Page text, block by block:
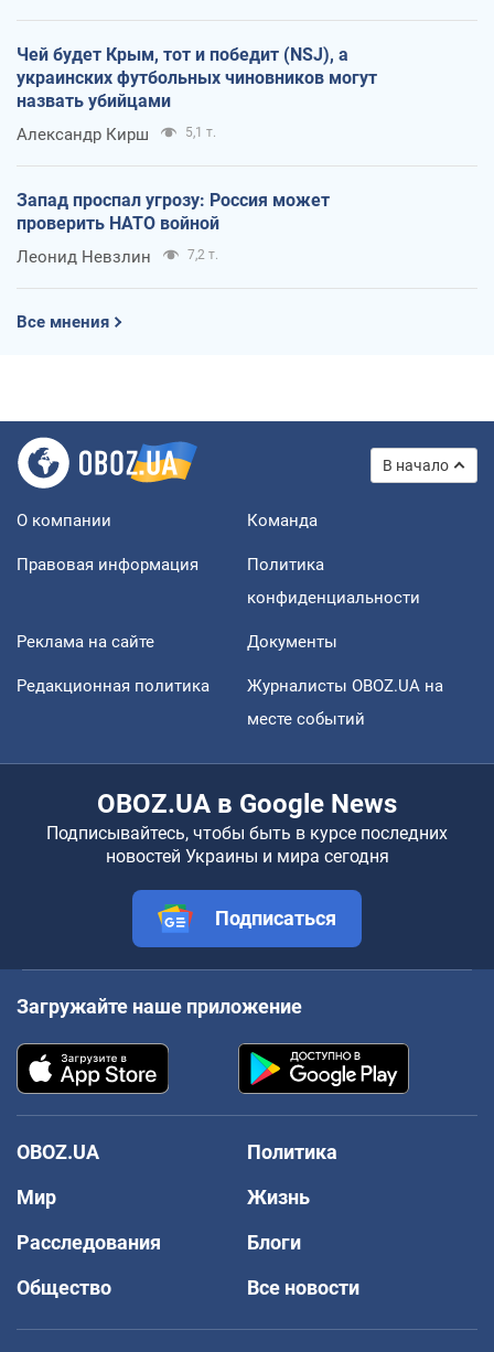
Чей будет Крым, тот и победит (NSJ), а
украинских футбольных чиновников могут
назвать убийцами
Александр Кирш 5,1 т.
Запад проспал угрозу: Россия может
проверить НАТО войной
Леонид Невзлин 7,2 т.
Все мнения
В начало
О компании Команда
Правовая информация
Политика
конфиденциальности
Реклама на сайте Документы
Редакционная политика
Журналисты OBOZ.UA на
месте событий
OBOZ.UA в Google News
Подписывайтесь, чтобы быть в курсе последних
новостей Украины и мира сегодня
Подписаться
Загружайте наше приложение
OBOZ.UA
Политика
Мир
Жизнь
Расследования
Блоги
Общество
Все новости